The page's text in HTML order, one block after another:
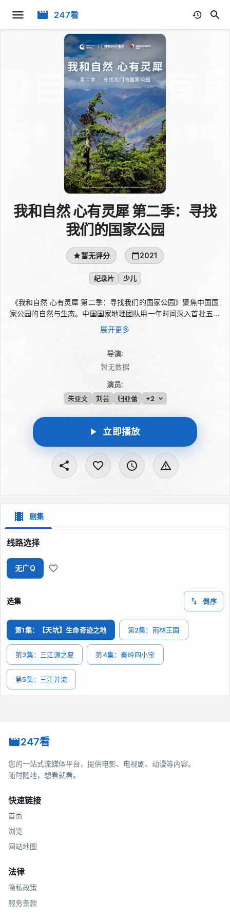
247看
我和自然 心有灵犀 第二季：寻找
我们的国家公园
暂无评分 2021
纪录片 少儿
《我和自然 心有灵犀 第二季：寻找我们的国家公园》聚焦中国国
家公园的自然与生态。中国国家地理团队用一年时间深入首批五个
中国国家公园，以骁龙手机拍摄“寻找我们的国家公园”系列纪录
片。镜头记录多样物种与自然奥妙，也呈现生态环境中的生命气
展开更多
导演:
暂无数据
演员:
朱亚文 刘芸 归亚蕾 +2
立即播放
剧集
线路选择
无广Q
选集 倒序
第1集：【天坑】生命奇迹之地 第2集：雨林王国
第3集：三江源之夏 第4集：秦岭四小宝
第5集：三江并流
247看
您的一站式流媒体平台，提供电影、电视剧、动漫等内容。
随时随地，想看就看。
快速链接
首页
浏览
网站地图
法律
隐私政策
服务条款